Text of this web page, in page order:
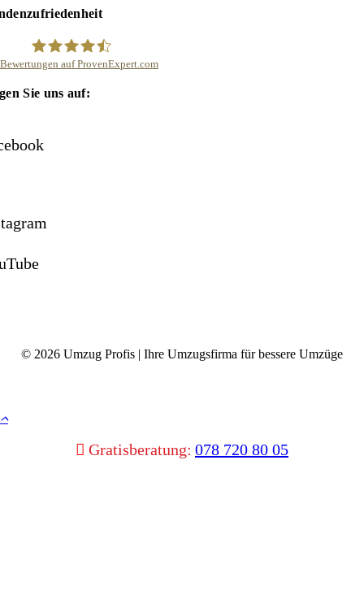
Umzug Profis
auf ProvenExpert.com
Sie uns auf:
© 2026 Umzug Profis | Ihre Umzugsfirma für bessere Umzüge
Gratisberatung: 078 720 80 05